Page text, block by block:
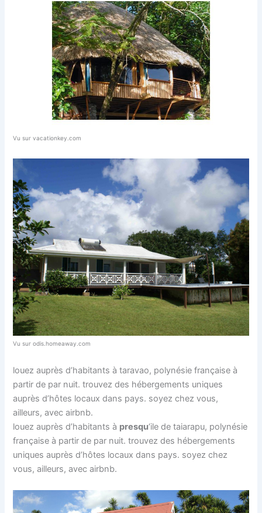
Vu sur vacationkey.com
Vu sur odis.homeaway.com
louez auprès d’habitants à taravao, polynésie française à
partir de par nuit. trouvez des hébergements uniques
auprès d’hôtes locaux dans pays. soyez chez vous,
ailleurs, avec airbnb.
louez auprès d’habitants à presqu‘ile de taiarapu, polynésie
française à partir de par nuit. trouvez des hébergements
uniques auprès d’hôtes locaux dans pays. soyez chez
vous, ailleurs, avec airbnb.